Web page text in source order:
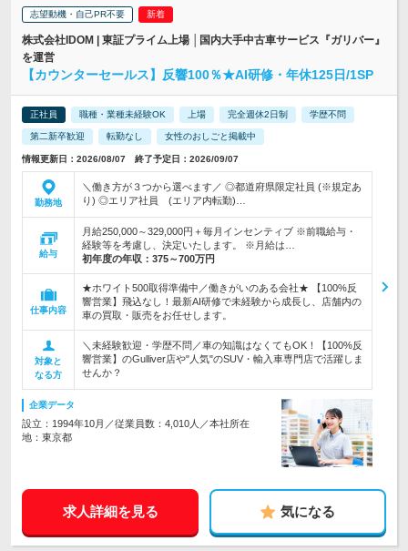
志望動機・自己PR不要
株式会社IDOM | 東証プライム上場 │国内大手中古車サービス『ガリバー』
を運営
【カウンターセールス】反響100％★AI研修・年休125日/1SP
正社員 職種・業種未経験OK 上場 完全週休2日制 学歴不問
第二新卒歓迎 転勤なし 女性のおしごと掲載中
情報更新日：2026/08/07 終了予定日：2026/09/07
勤務地
＼働き方が３つから選べます／ ◎都道府県限定社員 (※規定あ
り) ◎エリア社員 (エリア内転勤)…
給与
月給250,000～329,000円＋毎月インセンティブ ※前職給与・
経験等を考慮し、決定いたします。 ※月給は…
初年度の年収： 375～700万円
仕事内容
★ホワイト500取得準備中／働きがいのある会社★ 【100%反
響営業】飛込なし！最新AI研修で未経験から成長し、店舗内の
車の買取・販売をお任せします。
対象と
なる方
＼未経験歓迎・学歴不問／車の知識はなくてもOK！【100%反
響営業】のGulliver店や"人気"のSUV・輸入車専門店で活躍しま
せんか？
企業データ
設立：1994年10月／従業員数：4,010人／本社所在
地：東京都
求人詳細を見る 気になる